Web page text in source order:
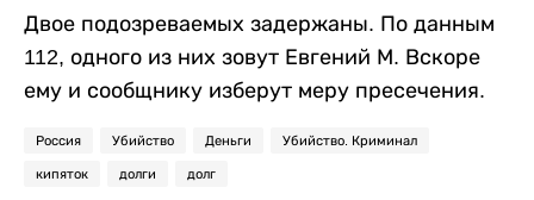
Двое подозреваемых задержаны. По данным
112, одного из них зовут Евгений М. Вскоре
ему и сообщнику изберут меру пресечения.
Россия Убийство Деньги Убийство. Криминал
кипяток долги долг